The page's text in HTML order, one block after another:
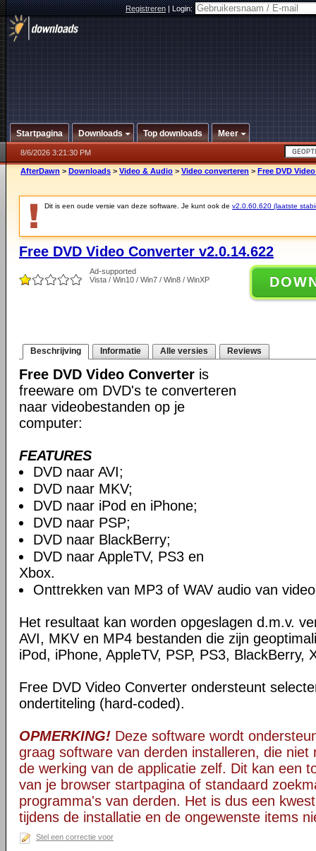
Registreren|Login:
Startpagina Downloads Top downloads Meer
8/6/2026 3:21:30 PM
AfterDawn > Downloads > Video & Audio > Video converteren > Free DVD
Dit is een oude versie van deze software. Je kunt ook de v2.0.60.620 (laatste
Free DVD Video Converter v2.0.14.622
Ad-supported
Vista / Win10 / Win7 / Win8 / WinXP
Beschrijving Informatie Alle versies Reviews
Free DVD Video Converter is
freeware om DVD's te converteren
naar videobestanden op je
computer:
FEATURES
DVD naar AVI;
DVD naar MKV;
DVD naar iPod en iPhone;
DVD naar PSP;
DVD naar BlackBerry;
DVD naar AppleTV, PS3 en
Xbox.
Onttrekken van MP3 of WAV audio van
Het resultaat kan worden opgeslagen d.m.v.
AVI, MKV en MP4 bestanden die zijn
iPod, iPhone, AppleTV, PSP, PS3, BlackBerry,
Free DVD Video Converter ondersteunt
ondertiteling (hard-coded).
OPMERKING! Deze software wordt
graag software van derden installeren, die niet
de werking van de applicatie zelf. Dit kan een
van je browser startpagina of standaard
programma's van derden. Het is dus een
tijdens de installatie en de ongewenste items
Stel een correctie voor